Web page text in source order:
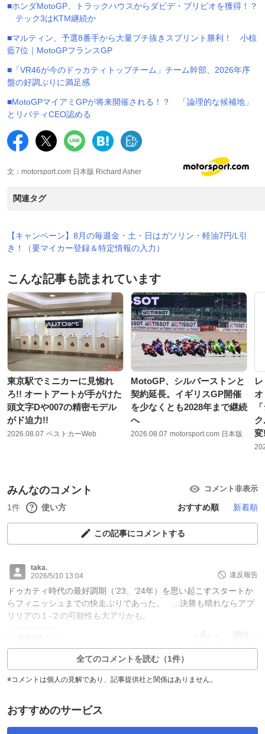
■ホンダMotoGP、トラックハウスからダビデ・ブリビオを獲得！？
テック3はKTM継続か
■マルティン、予選8番手から大量ブチ抜きスプリント勝利！ 小椋
藍7位｜MotoGPフランスGP
■「VR46が今のドゥカティトップチーム」チーム幹部、2026年序
盤の好調ぶりに満足感
■MotoGPマイアミGPが将来開催される！？ 「論理的な候補地」
とリバティCEO認める
文：motorsport.com 日本版 Richard Asher
関連タグ
【キャンペーン】8月の毎週金・土・日はガソリン・軽油7円/L引
き！（要マイカー登録＆特定情報の入力）
こんな記事も読まれています
東京駅でミニカーに見惚れ
ろ!! オートアートが手がけた
頭文字Dや007の精密モデル
がド迫力!!
2026.08.07 ベストカーWeb
MotoGP、シルバーストンと
契約延長。イギリスGP開催
を少なくとも2028年まで継続
へ
2026.08.07 motorsport.com 日本版
みんなのコメント コメント非表示
1件 使い方 おすすめ順 新着順
この記事にコメントする
taka.
2026/5/10 13:04
違反報告
ドゥカティ時代の最好調期（‘23、‘24年）を思い起こすスタートか
らフィニッシュまでの快走ぷりであった。 ...決勝も晴れならアプ
リリアの１-２の可能性も大アリかも。
全てのコメントを読む（1件）
※コメントは個人の見解であり、記事提供社と関係はありません。
おすすめのサービス